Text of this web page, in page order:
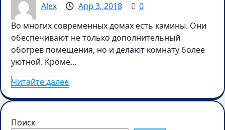
Alex
Апр 3, 2018
0
Во многих современных домах есть камины. Они
обеспечивают не только дополнительный
обогрев помещения, но и делают комнату более
уютной. Кроме…
Читайте далее
Поиск